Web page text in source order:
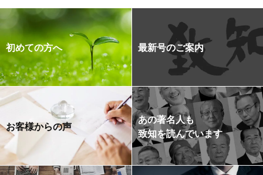
初めての方へ 最新号のご案内
お客様からの声
あの著名人も
致知を読んでいます